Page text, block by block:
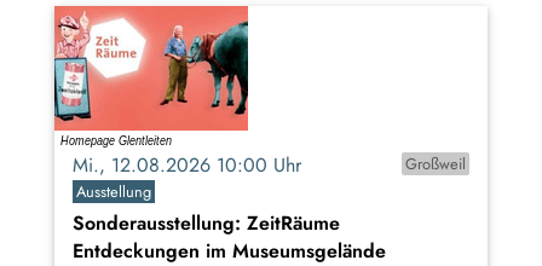
Mi., 12.08.2026 10:00 Uhr
Großweil
Ausstellung
Sonderausstellung: ZeitRäume
Entdeckungen im Museumsgelände